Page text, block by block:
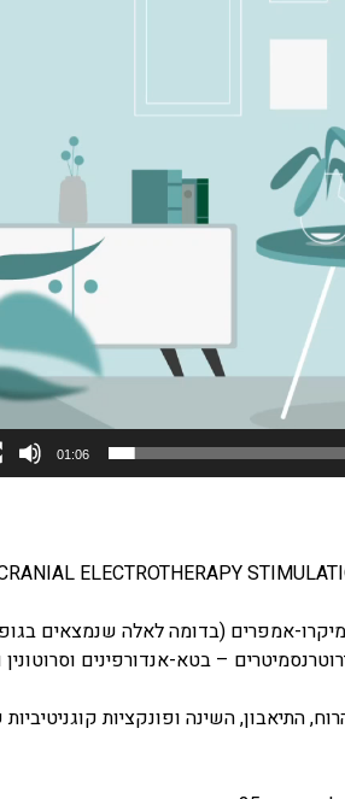
01:06
אמפרים (בדומה לאלה שנמצאים
– בטא-אנדורפינים
התיאבון, השינה ופונקציות